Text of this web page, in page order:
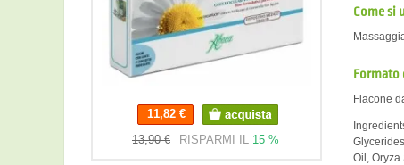
Come si
Flacone
Oil, Oryza
11,82 €
13,90 € RISPARMI IL 15 %